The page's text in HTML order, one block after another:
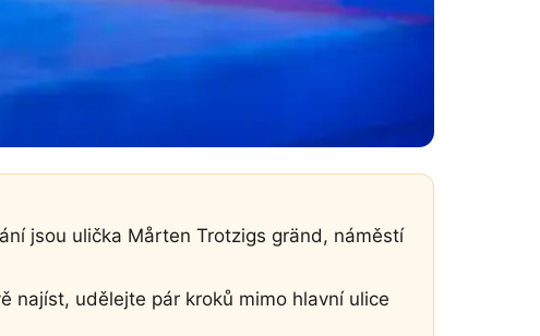
jsou ulička Mårten Trotzigs gränd, náměstí
najíst, udělejte pár kroků mimo hlavní ulice